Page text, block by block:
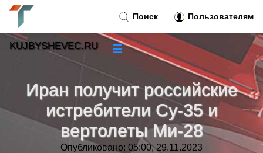
Иран получит российские
истребители Су-35 и
вертолеты Ми-28
Опубликовано: 05:00, 29.11.2023
Поиск Пользователям
KUJBYSHEVEC.RU ☰
Новости»
Тренды новостей»
Рубрики»